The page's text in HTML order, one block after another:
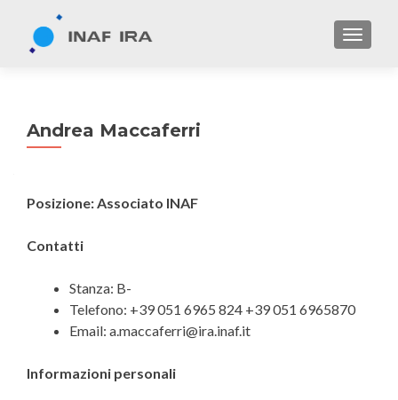
Andrea Maccaferri
Posizione: Associato INAF
Contatti
Stanza: B-
Telefono: +39 051 6965 824 +39 051 6965870
Email: a.maccaferri@ira.inaf.it
Informazioni personali